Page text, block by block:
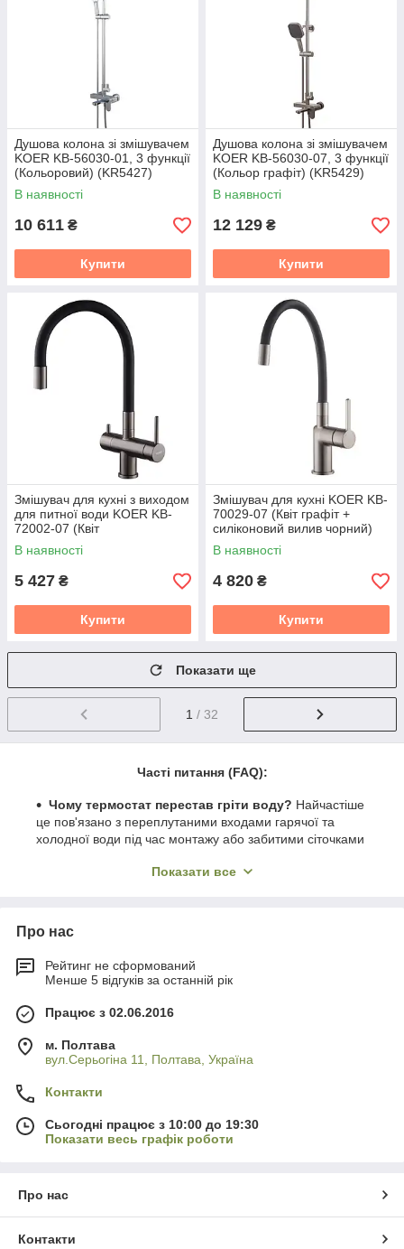
Душова колона зі змішувачем
KOER KB-56030-01, 3 функції
(Кольоровий) (KR5427)
В наявності
10 611 ₴
Купити
Душова колона зі змішувачем
KOER KB-56030-07, 3 функції
(Кольор графіт) (KR5429)
В наявності
12 129 ₴
Купити
Змішувач для кухні з виходом
для питної води KOER KB-
72002-07 (Квіт
графіт+силіконовий вилив
чорний) (KR5003)
В наявності
5 427 ₴
Купити
Змішувач для кухні KOER KB-
70029-07 (Квіт графіт +
силіконовий вилив чорний)
(KR5500)
В наявності
4 820 ₴
Купити
Показати ще
1 / 32
Часті питання (FAQ):
Чому термостат перестав гріти воду? Найчастіше
це пов'язано з переплутаними входами гарячої та
холодної води під час монтажу або забитими сіточками
Чим латунь кращий за силуміну?
силуміну просто «плітаються» під тиском. 🧱
змішувачами?Використовуйте тільки м'яку тканину та
мильний розчин. Жодних кислот або абразивів — вони
можуть пошкодити декоративний шар. 🧼
можетезамовити
ручну лійку на модель із великою кількістю режимів
Показати все
Про нас
Рейтинг не сформований
Менше 5 відгуків за останній рік
Працює з 02.06.2016
м. Полтава
вул.Серьогіна 11, Полтава, Україна
Контакти
Сьогодні працює з 10:00 до 19:30
Показати весь графік роботи
Про нас
Контакти